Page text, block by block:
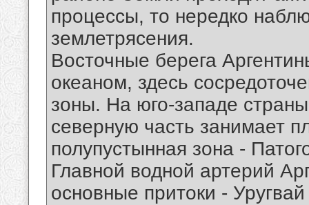
процессы, то нередко
землетрясения.
Восточные берега
океаном, здесь
зоны. На юго-западе
северную часть занимает
полупустынная зона -
Главной водной артерий
основные притоки -